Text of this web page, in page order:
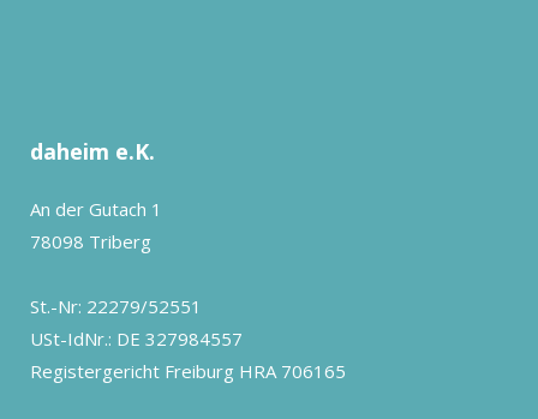
daheim e.K.
An der Gutach 1
78098 Triberg
St.-Nr: 22279/52551
USt-IdNr.: DE 327984557
Registergericht Freiburg HRA 706165